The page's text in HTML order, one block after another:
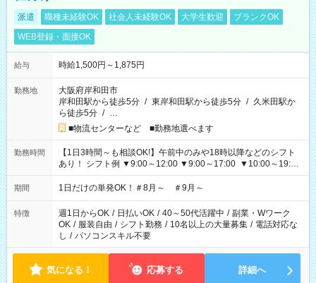
派遣 職種未経験OK 社会人未経験OK 大学生歓迎
ブランクOK
WEB登録・面接OK
給与 時給1,500円～1,875円
勤務地
大阪府岸和田市
岸和田駅から徒歩5分 / 東岸和田駅から徒歩5分 / 久米田駅か
ら徒歩5分 / …
■物流センターなど ■勤務地選べます
勤務時間
【1日3時間～も相談OK!】午前中のみや18時以降などのシフト
あり！ シフト例 ▼9:00～12:00 ▼9:00～17:00 ▼10:00～19:00
▼18:00～21:00
期間 1日だけの単発OK！＃8月～ ＃9月～
特徴 週1日からOK / 日払いOK / 40～50代活躍中 / 副業・Wワーク
OK / 服装自由 / シフト勤務 / 10名以上の大量募集 / 電話対応な
し / パソコンスキル不要
気になる！ 応募する 詳細へ